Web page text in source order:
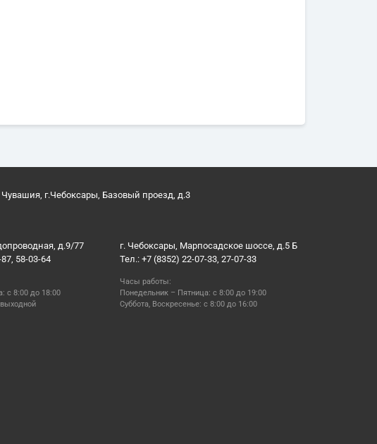
г.Чебоксары, Базовый проезд, д.3
д.9/77
58-03-64
с 8:00 до 18:00
г. Чебоксары, Марпосадское шоссе, д.5 Б
Тел.: +7 (8352) 22-07-33, 27-07-33
Часы работы:
Понедельник – Пятница: с 8:00 до 19:00
Суббота, Воскресенье: с 8:00 до 16:00